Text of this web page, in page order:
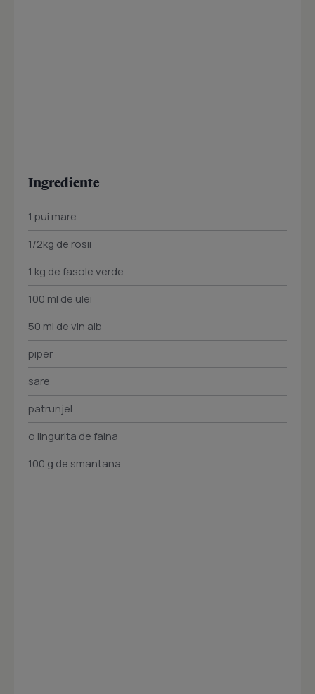
Ingrediente
1 pui mare
1/2kg de rosii
1 kg de fasole verde
100 ml de ulei
50 ml de vin alb
piper
sare
patrunjel
o lingurita de faina
100 g de smantana